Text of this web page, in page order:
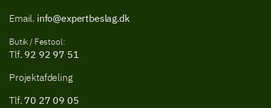
Email. info@expertbeslag.dk
Butik / Festool:
Tlf. 92 92 97 51
Projektafdeling
Tlf. 70 27 09 05